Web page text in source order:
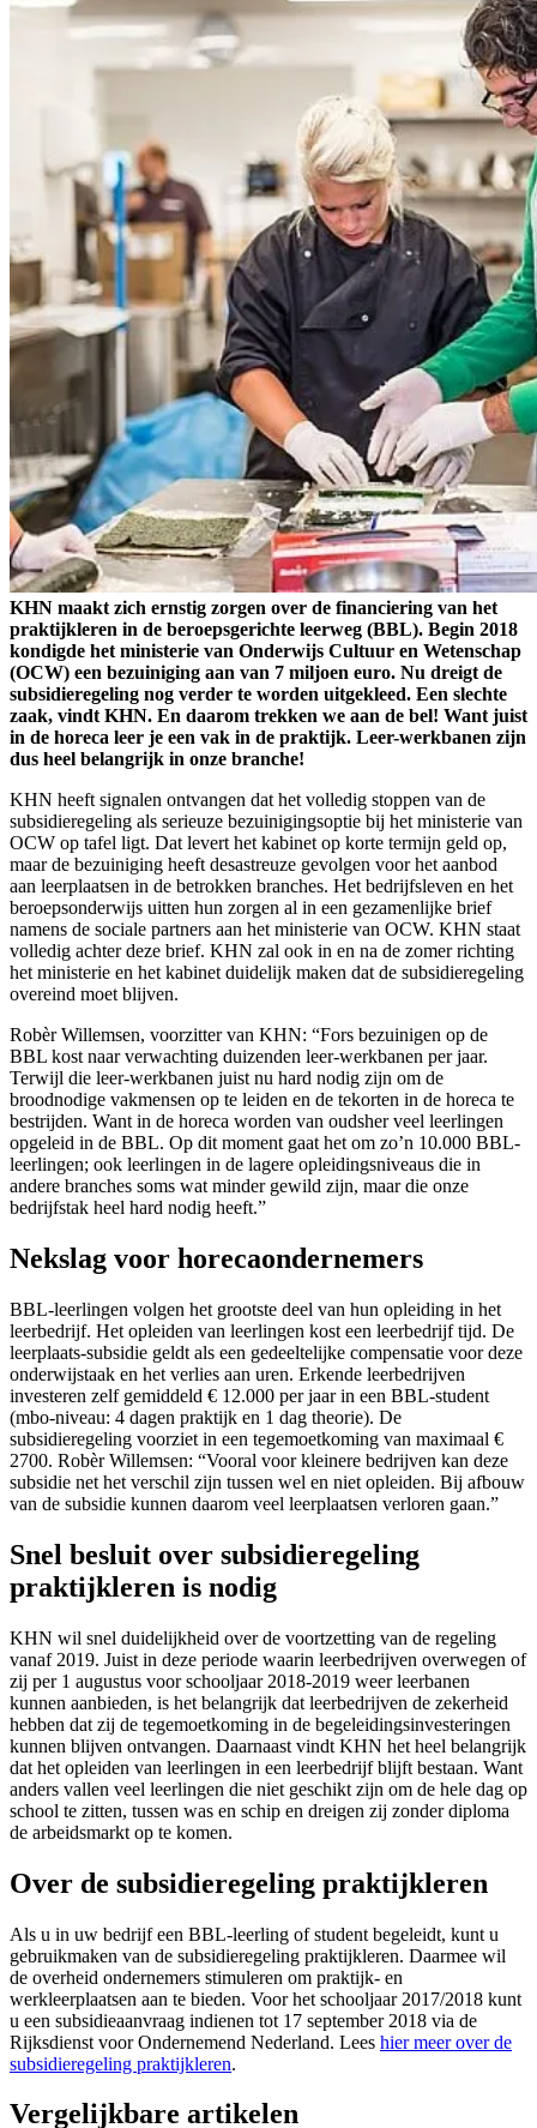
KHN maakt zich ernstig zorgen over de financiering van het
praktijkleren in de beroepsgerichte leerweg (BBL). Begin 2018
kondigde het ministerie van Onderwijs Cultuur en Wetenschap
(OCW) een bezuiniging aan van 7 miljoen euro. Nu dreigt de
subsidieregeling nog verder te worden uitgekleed. Een slechte
zaak, vindt KHN. En daarom trekken we aan de bel! Want juist
in de horeca leer je een vak in de praktijk. Leer-werkbanen zijn
dus heel belangrijk in onze branche!
KHN heeft signalen ontvangen dat het volledig stoppen van de
subsidieregeling als serieuze bezuinigingsoptie bij het ministerie van
OCW op tafel ligt. Dat levert het kabinet op korte termijn geld op,
maar de bezuiniging heeft desastreuze gevolgen voor het aanbod
aan leerplaatsen in de betrokken branches. Het bedrijfsleven en het
beroepsonderwijs uitten hun zorgen al in een gezamenlijke brief
namens de sociale partners aan het ministerie van OCW. KHN staat
volledig achter deze brief. KHN zal ook in en na de zomer richting
het ministerie en het kabinet duidelijk maken dat de subsidieregeling
overeind moet blijven.
Robèr Willemsen, voorzitter van KHN: “Fors bezuinigen op de
BBL kost naar verwachting duizenden leer-werkbanen per jaar.
Terwijl die leer-werkbanen juist nu hard nodig zijn om de
broodnodige vakmensen op te leiden en de tekorten in de horeca te
bestrijden. Want in de horeca worden van oudsher veel leerlingen
opgeleid in de BBL. Op dit moment gaat het om zo’n 10.000 BBL-
leerlingen; ook leerlingen in de lagere opleidingsniveaus die in
andere branches soms wat minder gewild zijn, maar die onze
bedrijfstak heel hard nodig heeft.”
Nekslag voor horecaondernemers
BBL-leerlingen volgen het grootste deel van hun opleiding in het
leerbedrijf. Het opleiden van leerlingen kost een leerbedrijf tijd. De
leerplaats-subsidie geldt als een gedeeltelijke compensatie voor deze
onderwijstaak en het verlies aan uren. Erkende leerbedrijven
investeren zelf gemiddeld € 12.000 per jaar in een BBL-student
(mbo-niveau: 4 dagen praktijk en 1 dag theorie). De
subsidieregeling voorziet in een tegemoetkoming van maximaal €
2700. Robèr Willemsen: “Vooral voor kleinere bedrijven kan deze
subsidie net het verschil zijn tussen wel en niet opleiden. Bij afbouw
van de subsidie kunnen daarom veel leerplaatsen verloren gaan.”
Snel besluit over subsidieregeling
praktijkleren is nodig
KHN wil snel duidelijkheid over de voortzetting van de regeling
vanaf 2019. Juist in deze periode waarin leerbedrijven overwegen of
zij per 1 augustus voor schooljaar 2018-2019 weer leerbanen
kunnen aanbieden, is het belangrijk dat leerbedrijven de zekerheid
hebben dat zij de tegemoetkoming in de begeleidingsinvesteringen
kunnen blijven ontvangen. Daarnaast vindt KHN het heel belangrijk
dat het opleiden van leerlingen in een leerbedrijf blijft bestaan. Want
anders vallen veel leerlingen die niet geschikt zijn om de hele dag op
school te zitten, tussen was en schip en dreigen zij zonder diploma
de arbeidsmarkt op te komen.
Over de subsidieregeling praktijkleren
Als u in uw bedrijf een BBL-leerling of student begeleidt, kunt u
gebruikmaken van de subsidieregeling praktijkleren. Daarmee wil
de overheid ondernemers stimuleren om praktijk- en
werkleerplaatsen aan te bieden. Voor het schooljaar 2017/2018 kunt
u een subsidieaanvraag indienen tot 17 september 2018 via de
Rijksdienst voor Ondernemend Nederland. Lees hier meer over de
subsidieregeling praktijkleren.
Vergelijkbare artikelen